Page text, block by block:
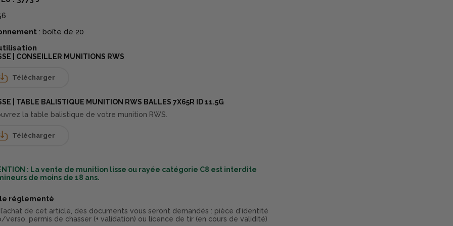
: boîte de 20
| CONSEILLER MUNITIONS RWS
Télécharger
| TABLE BALISTIQUE MUNITION RWS BALLES 7X65R ID 11.5G
la table balistique de votre munition RWS.
Télécharger
: La vente de munition lisse ou rayée catégorie C8 est interdite
de moins de 18 ans.
réglementé
l’achat de cet article, des documents vous seront demandés : pièce d'identité
verso, permis de chasser (+ validation) ou licence de tir (en cours de validité)